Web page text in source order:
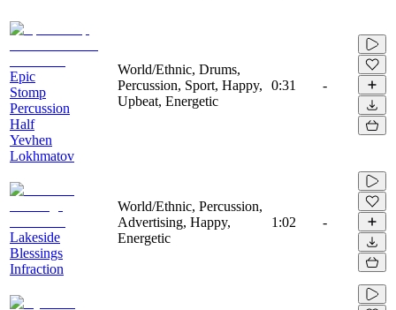
Epic
Stomp
Percussion
Half
Yevhen
Lokhmatov
World/Ethnic, Drums,
Percussion, Sport, Happy,
Upbeat, Energetic
0:31 -
Lakeside
Blessings
Infraction
World/Ethnic, Percussion,
Advertising, Happy,
Energetic
1:02 -